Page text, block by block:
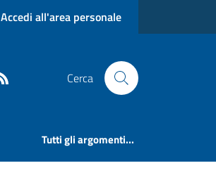
Accedi all'area personale
Cerca
Tutti gli argomenti...